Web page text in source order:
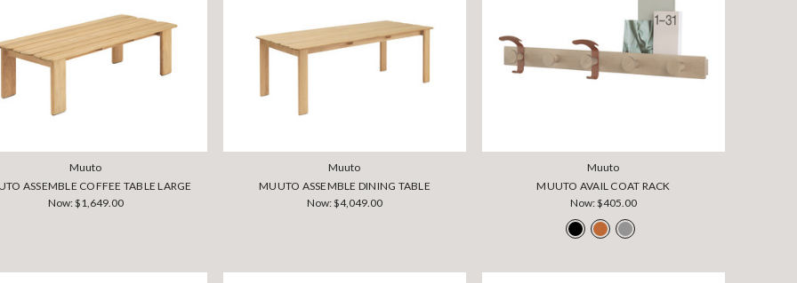
Muuto
ASSEMBLE COFFEE TABLE LARGE
Now:$1,649.00
Muuto
MUUTO ASSEMBLE DINING TABLE
Now:$4,049.00
Muuto
MUUTO AVAIL COAT RACK
Now:$405.00